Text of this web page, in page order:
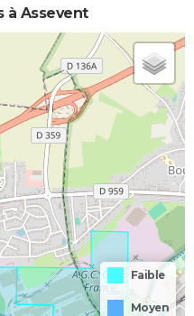
à Assevent
Faible
Moyen